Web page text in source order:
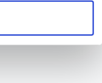
gratuita